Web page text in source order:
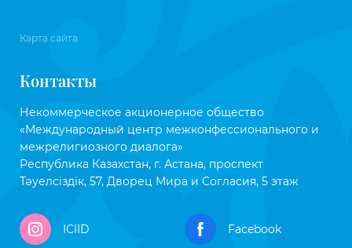
Карта сайта
Контакты
Некоммерческое акционерное общество
«Международный центр межконфессионального и
межрелигиозного диалога»
Республика Казахстан, г. Астана, проспект
Тәуелсіздік, 57, Дворец Мира и Согласия, 5 этаж
ICIID Facebook